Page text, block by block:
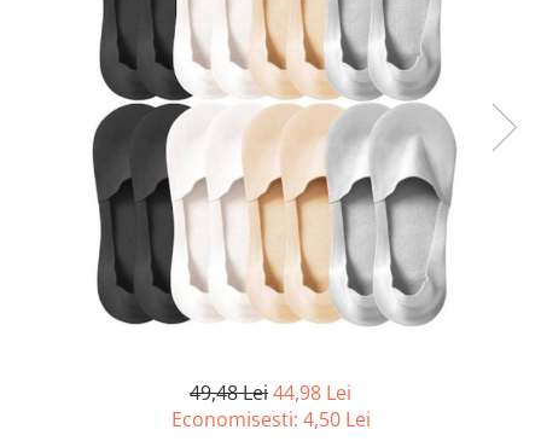
49,48 Lei44,98 Lei
Economisesti: 4,50 Lei